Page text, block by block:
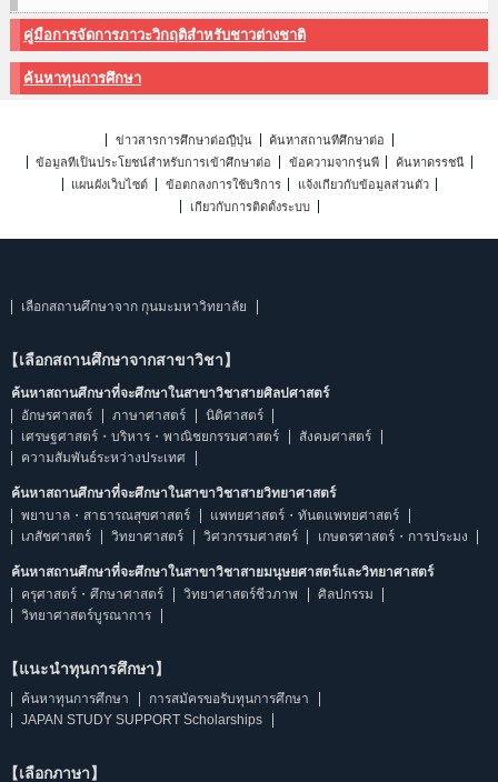
คู่มือการจัดการภาวะวิกฤติสำหรับชาวต่างชาติ
ค้นหาทุนการศึกษา
ข่าวสารการศึกษาต่อญี่ปุ่น
ค้นหาสถานที่ศึกษาต่อ
ข้อมูลที่เป็นประโยชน์สำหรับการเข้าศึกษาต่อ
ข้อความจากรุ่นพี่
ค้นหาดรรชนี
แผนผังเว็บไซต์
ข้อตกลงการใช้บริการ
แจ้งเกี่ยวกับข้อมูลส่วนตัว
เกี่ยวกับการติดตั้งระบบ
เลือกสถานศึกษาจาก กุนมะมหาวิทยาลัย
【เลือกสถานศึกษาจากสาขาวิชา】
ค้นหาสถานศึกษาที่จะศึกษาในสาขาวิชาสายศิลปศาสตร์
อักษรศาสตร์
ภาษาศาสตร์
นิติศาสตร์
เศรษฐศาสตร์・บริหาร・พาณิชยกรรมศาสตร์
สังคมศาสตร์
ความสัมพันธ์ระหว่างประเทศ
ค้นหาสถานศึกษาที่จะศึกษาในสาขาวิชาสายวิทยาศาสตร์
พยาบาล・สาธารณสุขศาสตร์
แพทยศาสตร์・ทันตแพทยศาสตร์
เภสัชศาสตร์
วิทยาศาสตร์ วิศวกรรมศาสตร์ เกษตรศาสตร์・การประมง
ค้นหาสถานศึกษาที่จะศึกษาในสาขาวิชาสายมนุษยศาสตร์และวิทยาศาสตร์
ครุศาสตร์・ศึกษาศาสตร์
วิทยาศาสตร์ชีวภาพ
ศิลปกรรม
วิทยาศาสตร์บูรณาการ
【แนะนำทุนการศึกษา】
ค้นหาทุนการศึกษา
การสมัครขอรับทุนการศึกษา
JAPAN STUDY SUPPORT Scholarships
【เลือกภาษา】